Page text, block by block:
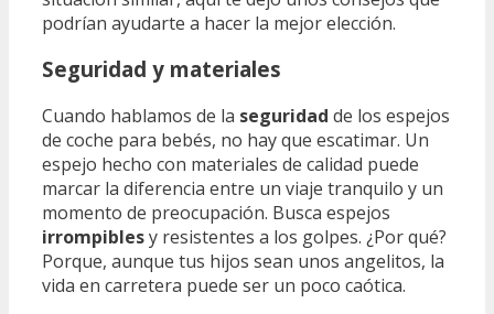
podrían ayudarte a hacer la mejor elección.
Seguridad y materiales
Cuando hablamos de la seguridad de los espejos
de coche para bebés, no hay que escatimar. Un
espejo hecho con materiales de calidad puede
marcar la diferencia entre un viaje tranquilo y un
momento de preocupación. Busca espejos
irrompiblesy resistentes a los golpes. ¿Por qué?
Porque, aunque tus hijos sean unos angelitos, la
vida en carretera puede ser un poco caótica.